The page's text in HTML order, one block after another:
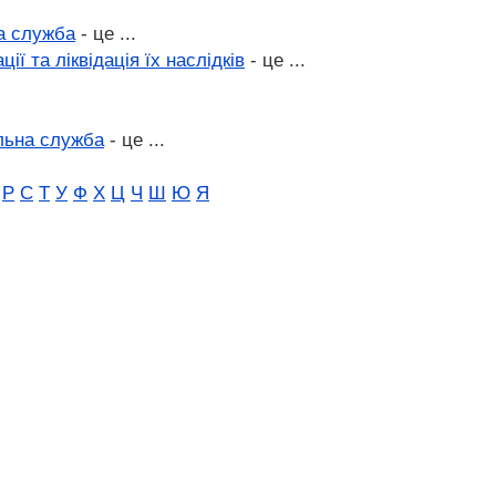
служба- це ...
та ліквідація їх наслідків - це ...
служба- це ...
Р С Т У Ф Х Ц Ч Ш Ю Я